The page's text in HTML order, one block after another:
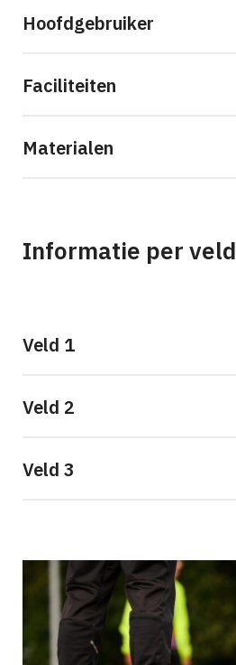
Hoofdgebruiker
Faciliteiten
Materialen
Informatie per veld
Veld 1
Veld 2
Veld 3